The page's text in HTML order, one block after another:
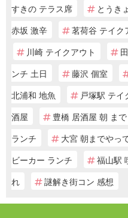
すきの テラス席
とうき
赤坂 激辛
茗荷谷 テイク
川崎 テイクアウト
ンチ 土日
藤沢 個室
北浦和 地魚
戸塚駅 テイ
酒屋
豊橋 居酒屋 朝 まで
ランチ
大宮 朝までやっ
ビーカー ランチ
福山駅
れ
謎解き街コン 感想